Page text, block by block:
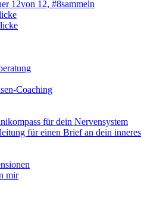
12von 12, #8sammeln
Coaching
für dein Nervensystem
für einen Brief an dein
mir